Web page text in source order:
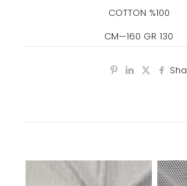
%100 COTTON
130 CM—160 GR